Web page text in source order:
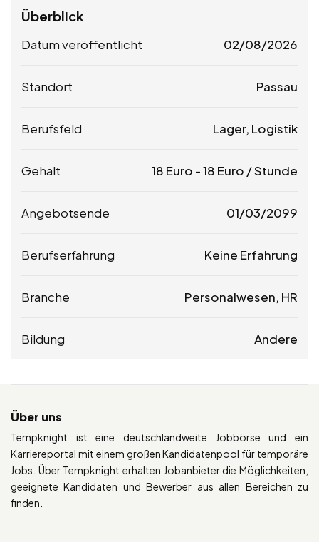
Überblick
Datum veröffentlicht 02/08/2026
Standort Passau
Berufsfeld Lager, Logistik
Gehalt 18 Euro -18 Euro / Stunde
Angebotsende 01/03/2099
Berufserfahrung Keine Erfahrung
Branche Personalwesen, HR
Bildung Andere
Über uns
Tempknight ist eine deutschlandweite Jobbörse und ein
Karriereportal mit einem großen Kandidatenpool für temporäre
Jobs. Über Tempknight erhalten Jobanbieter die Möglichkeiten,
geeignete Kandidaten und Bewerber aus allen Bereichen zu
finden.